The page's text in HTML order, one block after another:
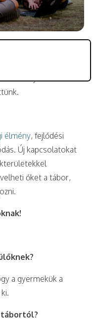
amikor a
gyakorlatban is
élmény, fejlődési
Új kapcsolatokat
őket a tábor,
a gyermekük a